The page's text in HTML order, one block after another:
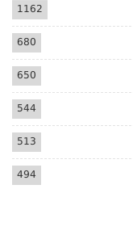
1162
680
650
544
513
494